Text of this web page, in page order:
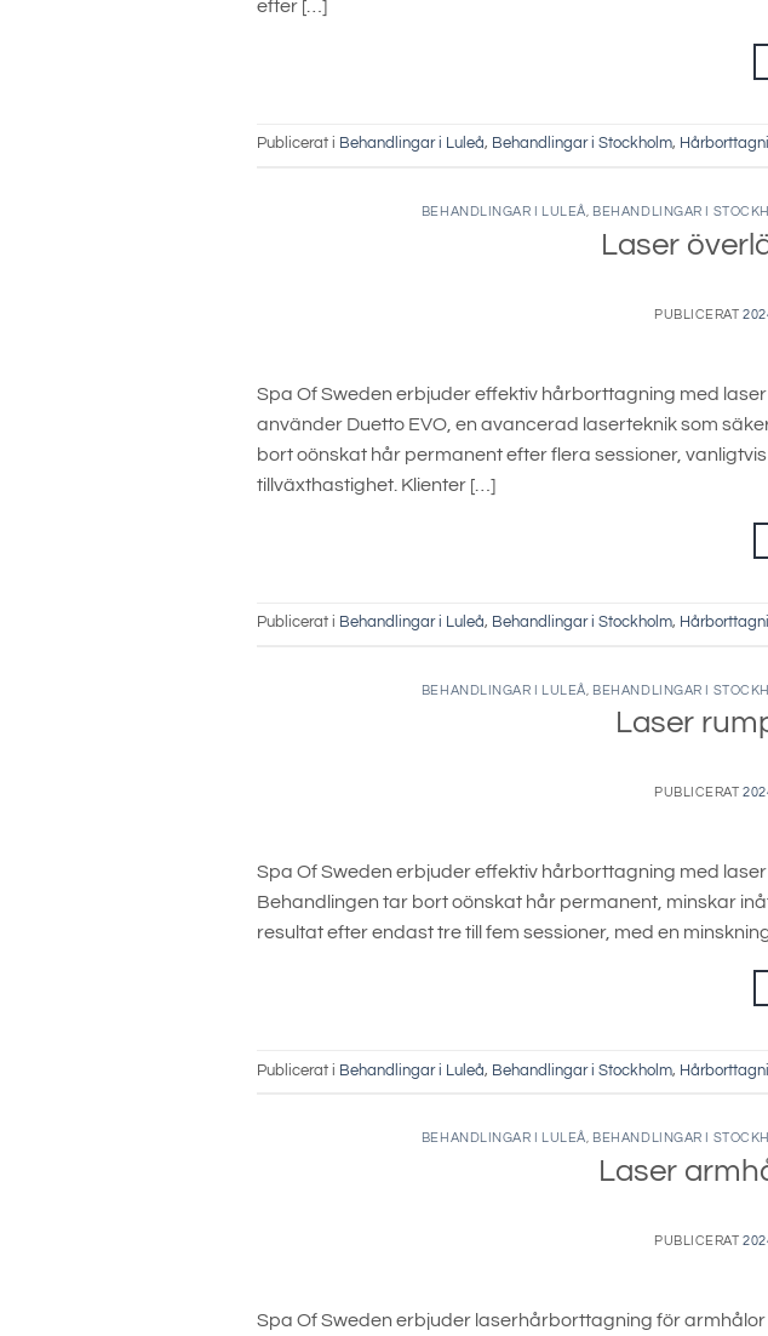
efter […]
Publicerat i Behandlingar i Luleå, Behandlingar i Stockholm,
BEHANDLINGAR I LULEÅ BEHANDLINGAR I
Laser
PUBLICERAT
Spa Of Sweden erbjuder effektiv hårborttagning med
använder Duetto EVO, en avancerad laserteknik som
bort oönskat hår permanent efter flera sessioner,
tillväxthastighet. Klienter […]
Publicerat i Behandlingar i Luleå, Behandlingar i Stockholm,
BEHANDLINGAR I LULEÅ BEHANDLINGAR I
Laser
PUBLICERAT
Spa Of Sweden erbjuder effektiv hårborttagning med
Behandlingen tar bort oönskat hår permanent, minskar
resultat efter endast tre till fem sessioner, med en
Publicerat i Behandlingar i Luleå, Behandlingar i Stockholm,
BEHANDLINGAR I LULEÅ, BEHANDLINGAR I
Laser
PUBLICERAT
Spa Of Sweden erbjuder laserhårborttagning för